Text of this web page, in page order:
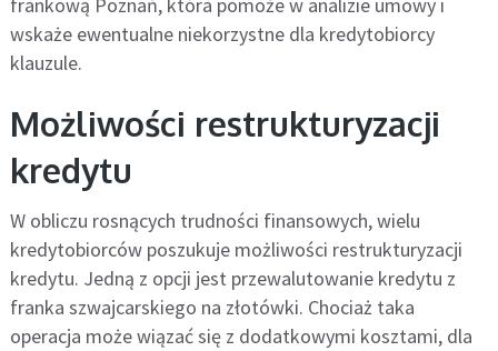
frankową Poznań, która pomoże w analizie umowy i
wskaże ewentualne niekorzystne dla kredytobiorcy
klauzule.
Możliwości restrukturyzacji
kredytu
W obliczu rosnących trudności finansowych, wielu
kredytobiorców poszukuje możliwości restrukturyzacji
kredytu. Jedną z opcji jest przewalutowanie kredytu z
franka szwajcarskiego na złotówki. Chociaż taka
operacja może wiązać się z dodatkowymi kosztami, dla